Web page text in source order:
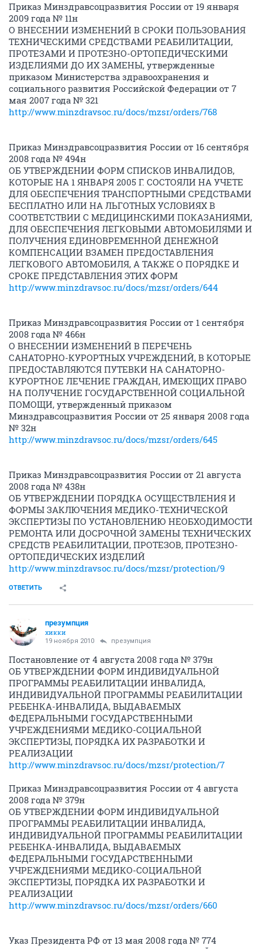
Приказ Минздравсоцразвития России от 19 января
2009 года № 11н
О ВНЕСЕНИИ ИЗМЕНЕНИЙ В СРОКИ ПОЛЬЗОВАНИЯ
ТЕХНИЧЕСКИМИ СРЕДСТВАМИ РЕАБИЛИТАЦИИ,
ПРОТЕЗАМИ И ПРОТЕЗНО-ОРТОПЕДИЧЕСКИМИ
ИЗДЕЛИЯМИ ДО ИХ ЗАМЕНЫ, утвержденные
приказом Министерства здравоохранения и
социального развития Российской Федерации от 7
мая 2007 года № 321
http://www.minzdravsoc.ru/docs/mzsr/orders/768
Приказ Минздравсоцразвития России от 16 сентября
2008 года № 494н
ОБ УТВЕРЖДЕНИИ ФОРМ СПИСКОВ ИНВАЛИДОВ,
КОТОРЫЕ НА 1 ЯНВАРЯ 2005 Г. СОСТОЯЛИ НА УЧЕТЕ
ДЛЯ ОБЕСПЕЧЕНИЯ ТРАНСПОРТНЫМИ СРЕДСТВАМИ
БЕСПЛАТНО ИЛИ НА ЛЬГОТНЫХ УСЛОВИЯХ В
СООТВЕТСТВИИ С МЕДИЦИНСКИМИ ПОКАЗАНИЯМИ,
ДЛЯ ОБЕСПЕЧЕНИЯ ЛЕГКОВЫМИ АВТОМОБИЛЯМИ И
ПОЛУЧЕНИЯ ЕДИНОВРЕМЕННОЙ ДЕНЕЖНОЙ
КОМПЕНСАЦИИ ВЗАМЕН ПРЕДОСТАВЛЕНИЯ
ЛЕГКОВОГО АВТОМОБИЛЯ, А ТАКЖЕ О ПОРЯДКЕ И
СРОКЕ ПРЕДСТАВЛЕНИЯ ЭТИХ ФОРМ
http://www.minzdravsoc.ru/docs/mzsr/orders/644
Приказ Минздравсоцразвития России от 1 сентября
2008 года № 466н
О ВНЕСЕНИИ ИЗМЕНЕНИЙ В ПЕРЕЧЕНЬ
САНАТОРНО-КУРОРТНЫХ УЧРЕЖДЕНИЙ, В КОТОРЫЕ
ПРЕДОСТАВЛЯЮТСЯ ПУТЕВКИ НА САНАТОРНО-
КУРОРТНОЕ ЛЕЧЕНИЕ ГРАЖДАН, ИМЕЮЩИХ ПРАВО
НА ПОЛУЧЕНИЕ ГОСУДАРСТВЕННОЙ СОЦИАЛЬНОЙ
ПОМОЩИ, утвержденный приказом
Минздравсоцразвития России от 25 января 2008 года
№ 32н
http://www.minzdravsoc.ru/docs/mzsr/orders/645
Приказ Минздравсоцразвития России от 21 августа
2008 года № 438н
ОБ УТВЕРЖДЕНИИ ПОРЯДКА ОСУЩЕСТВЛЕНИЯ И
ФОРМЫ ЗАКЛЮЧЕНИЯ МЕДИКО-ТЕХНИЧЕСКОЙ
ЭКСПЕРТИЗЫ ПО УСТАНОВЛЕНИЮ НЕОБХОДИМОСТИ
РЕМОНТА ИЛИ ДОСРОЧНОЙ ЗАМЕНЫ ТЕХНИЧЕСКИХ
СРЕДСТВ РЕАБИЛИТАЦИИ, ПРОТЕЗОВ, ПРОТЕЗНО-
ОРТОПЕДИЧЕСКИХ ИЗДЕЛИЙ
http://www.minzdravsoc.ru/docs/mzsr/protection/9
ОТВЕТИТЬ
презумпция
хикки
19 ноября 2010 презумпция
Постановление от 4 августа 2008 года № 379н
ОБ УТВЕРЖДЕНИИ ФОРМ ИНДИВИДУАЛЬНОЙ
ПРОГРАММЫ РЕАБИЛИТАЦИИ ИНВАЛИДА,
ИНДИВИДУАЛЬНОЙ ПРОГРАММЫ РЕАБИЛИТАЦИИ
РЕБЕНКА-ИНВАЛИДА, ВЫДАВАЕМЫХ
ФЕДЕРАЛЬНЫМИ ГОСУДАРСТВЕННЫМИ
УЧРЕЖДЕНИЯМИ МЕДИКО-СОЦИАЛЬНОЙ
ЭКСПЕРТИЗЫ, ПОРЯДКА ИХ РАЗРАБОТКИ И
РЕАЛИЗАЦИИ
http://www.minzdravsoc.ru/docs/mzsr/protection/7
Приказ Минздравсоцразвития России от 4 августа
2008 года № 379н
ОБ УТВЕРЖДЕНИИ ФОРМ ИНДИВИДУАЛЬНОЙ
ПРОГРАММЫ РЕАБИЛИТАЦИИ ИНВАЛИДА,
ИНДИВИДУАЛЬНОЙ ПРОГРАММЫ РЕАБИЛИТАЦИИ
РЕБЕНКА-ИНВАЛИДА, ВЫДАВАЕМЫХ
ФЕДЕРАЛЬНЫМИ ГОСУДАРСТВЕННЫМИ
УЧРЕЖДЕНИЯМИ МЕДИКО-СОЦИАЛЬНОЙ
ЭКСПЕРТИЗЫ, ПОРЯДКА ИХ РАЗРАБОТКИ И
РЕАЛИЗАЦИИ
http://www.minzdravsoc.ru/docs/mzsr/orders/660
Указ Президента РФ от 13 мая 2008 года № 774